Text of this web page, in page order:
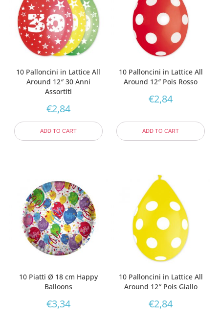
10 Palloncini in Lattice All
Around 12″ 30 Anni
Assortiti
€2,84
ADD TO CART
10 Palloncini in Lattice All
Around 12″ Pois Rosso
€2,84
ADD TO CART
10 Piatti Ø 18 cm Happy
Balloons
€3,34
10 Palloncini in Lattice All
Around 12″ Pois Giallo
€2,84